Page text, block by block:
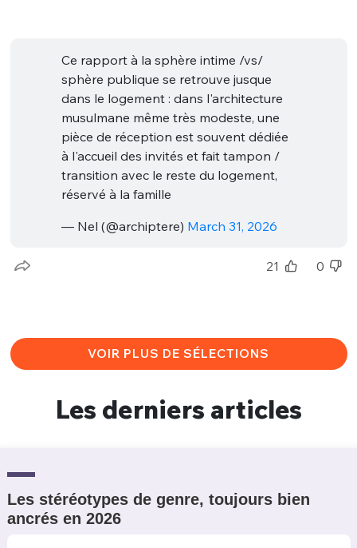
Ce rapport à la sphère intime /vs/
sphère publique se retrouve jusque
dans le logement : dans l'architecture
musulmane même très modeste, une
pièce de réception est souvent dédiée
à l'accueil des invités et fait tampon /
transition avec le reste du logement,
réservé à la famille
— Nel (@archiptere) March 31, 2026
21 0
VOIR PLUS DE SÉLECTIONS
Les derniers articles
Les stéréotypes de genre, toujours bien
ancrés en 2026